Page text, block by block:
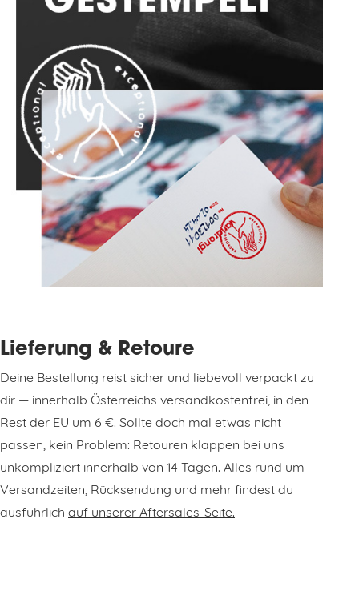
Lieferung & Retoure
Deine Bestellung reist sicher und liebevoll verpackt zu
dir — innerhalb Österreichs versandkostenfrei, in den
Rest der EU um 6 €. Sollte doch mal etwas nicht
passen, kein Problem: Retouren klappen bei uns
unkompliziert innerhalb von 14 Tagen. Alles rund um
Versandzeiten, Rücksendung und mehr findest du
ausführlich auf unserer Aftersales-Seite.